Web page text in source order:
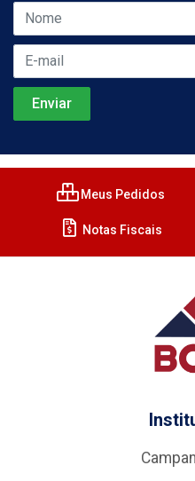
Meus Pedidos
Notas Fiscais